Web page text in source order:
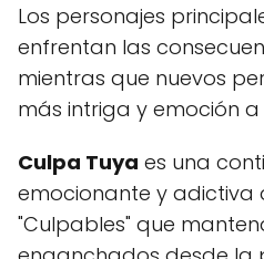
Los personajes
enfrentan las
mientras que nuevos
más intriga y emoción a
Culpa Tuya es una
emocionante y adictiva
"Culpables" que